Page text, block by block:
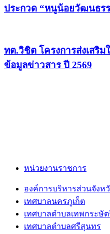
ประกวด “หนูน้อยวัฒนธร
ทต.วิชิต โครงการส่งเสริ
ข้อมูลข่าวสาร ปี 2569
หน่วยงานราชการ
องค์การบริหารส่วนจังห
เทศบาลนครภูเก็ต
เทศบาลตำบลเทพกระษัต
เทศบาลตำบลศรีสุนทร